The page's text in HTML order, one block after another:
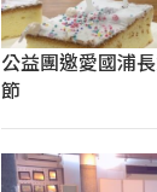
公益團邀愛國浦
節